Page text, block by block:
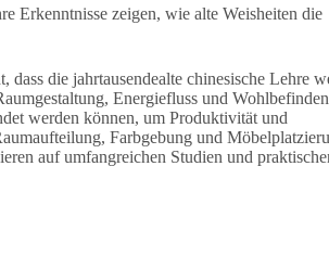
Erkenntnisse zeigen, wie alte Weisheiten die
die jahrtausendealte chinesische Lehre
Energiefluss und
werden können, um Produktivität und
Farbgebung und
auf umfangreichen Studien und